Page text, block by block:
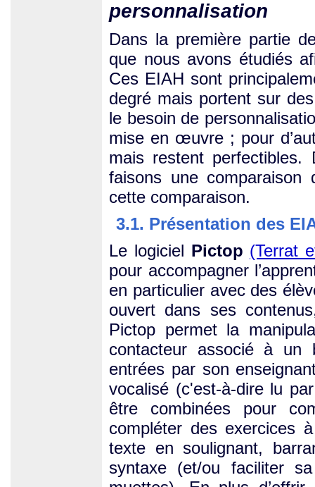
personnalisation
Dans la première partie
que nous avons étudiés
Ces EIAH sont
degré mais portent sur
le besoin de
mise en œuvre ; pour
mais restent
faisons une comparaison
cette comparaison.
3.1. Présentation des
Le logiciel Pictop (Terrat
pour accompagner
en particulier avec des
ouvert dans ses
Pictop permet la
contacteur associé à un
entrées par son
vocalisé (c'est-à-dire lu
être combinées pour
compléter des exercices
texte en soulignant,
syntaxe (et/ou faciliter